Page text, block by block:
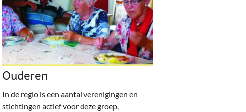
Ouderen
In de regio is een aantal verenigingen en
stichtingen actief voor deze groep.